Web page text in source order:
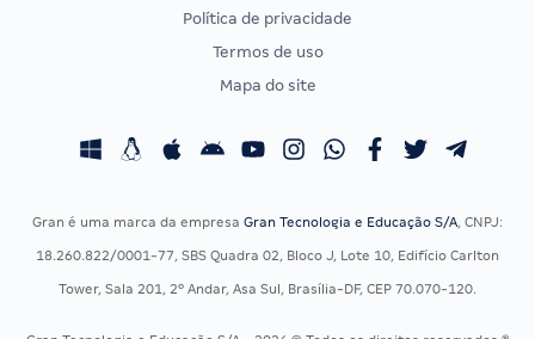
CONCURSOS POR PROFISSÃO
Concursos Fiscais
Concursos Saúde
EXAME DE ORDEM
Calendário OAB
Política de privacidade
Termos de uso
Mapa do site
Gran é uma marca da empresa Gran Tecnologia e Educação S/A, CNPJ:
18.260.822/0001-77, SBS Quadra 02, Bloco J, Lote 10, Edifício Carlton
Tower, Sala 201, 2º Andar, Asa Sul, Brasília-DF, CEP 70.070-120.